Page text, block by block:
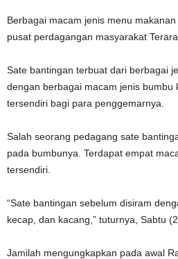
Berbagai macam jenis menu
pusat perdagangan masyarakat
Sate bantingan terbuat dari berbagai
dengan berbagai macam jenis
tersendiri bagi para penggemarnya.
Salah seorang pedagang sate
pada bumbunya. Terdapat empat
tersendiri.
“Sate bantingan sebelum disiram
kecap, dan kacang,” tuturnya, Sabtu
Jamilah mengungkapkan pada awal